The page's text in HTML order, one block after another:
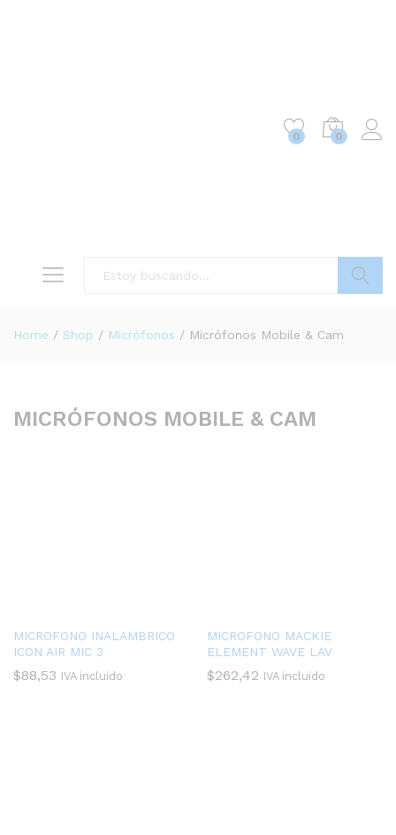
0 0
Home / Shop / Micrófonos / Micrófonos Mobile & Cam
MICRÓFONOS MOBILE & CAM
MICROFONO INALAMBRICO
ICON AIR MIC 3
$88,53 IVA incluido
MICROFONO MACKIE
ELEMENT WAVE LAV
$262,42 IVA incluido